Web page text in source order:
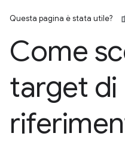
Questa pagina è stata utile?
Come
target di